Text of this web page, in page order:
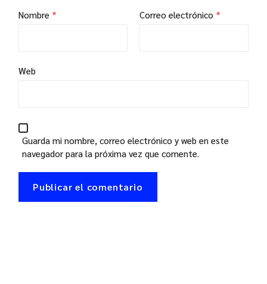
Nombre * Correo electrónico *
Web
Guarda mi nombre, correo electrónico y web en este
navegador para la próxima vez que comente.